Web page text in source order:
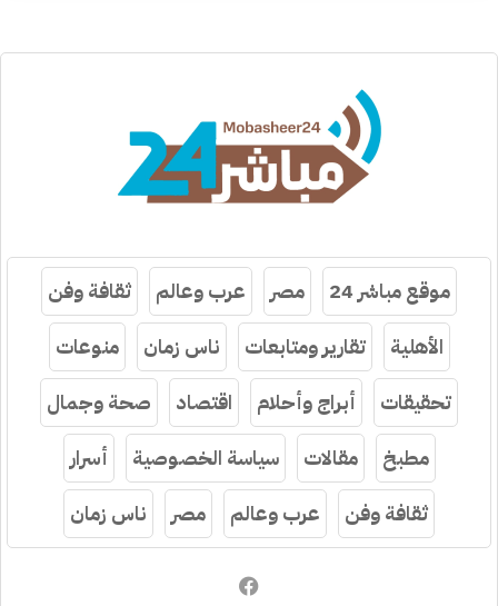
موقع مباشر 24 مصر عرب وعالم
ثقافة وفن
الأهلية
تقارير ومتابعات ناس زمان
منوعات
تحقيقات
أبراج وأحلام اقتصاد
صحة وجمال
مطبخ
مقالات سياسة الخصوصية
أسرار
ثقافة وفن
عرب وعالم مصر ناس زمان
فيسبوك